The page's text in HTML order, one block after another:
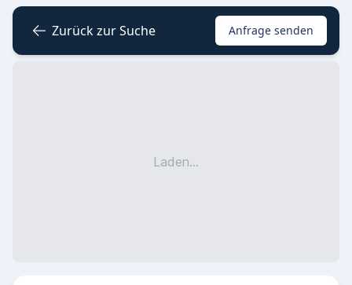
Zurück zur Suche Anfrage senden
Laden...